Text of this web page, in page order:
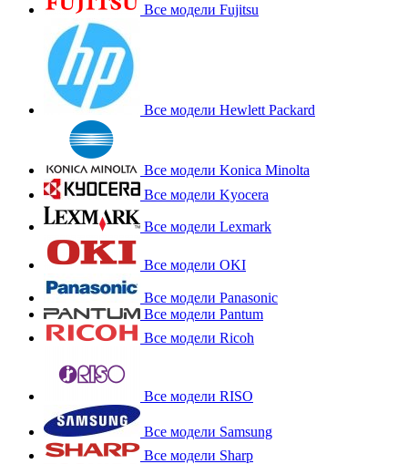
Все модели Fujitsu
Все модели Hewlett Packard
Все модели Konica Minolta
Все модели Kyocera
Все модели Lexmark
Все модели OKI
Все модели Panasonic
Все модели Pantum
Все модели Ricoh
Все модели RISO
Все модели Samsung
Все модели Sharp